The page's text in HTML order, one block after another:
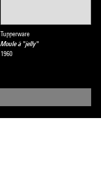
Tupperware
Moule à "jelly"
1960